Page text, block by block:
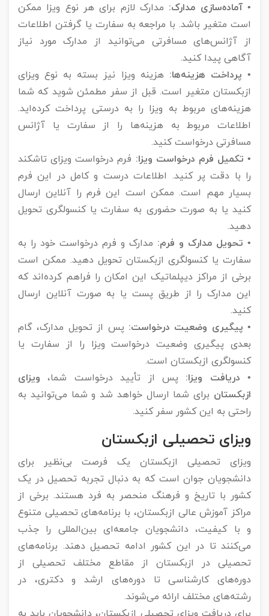
• آماده‌سازی مدارک: مدارک لازم برای هر نوع ویزا ممکن
است متغیر باشد. با مراجعه به سفارت یا گرفتن اطلاعات
از آژانس‌های مسافرتی می‌توانید از مدارک مورد نیاز
آگاهی پیدا کنید.
• پرداخت هزینه‌ها: هزینه ویزا نیز بسته به نوع ویزای
ازبکستان متغیر است. قبل از سفر مطمئن شوید که شما
هزینه‌های مربوط به ویزا را به درستی پرداخت کرده‌اید.
اطلاعات مربوط به هزینه‌ها را از سفارت یا آژانس
مسافرتی درخواست کنید.
• تکمیل فرم درخواست ویزا: فرم درخواست ویزای تاشکند
را با دقت پر کنید. اطلاعات درست و کامل در این فرم
بسیار مهم است. ممکن است این فرم را آنلاین ارسال
کنید یا به صورت حضوری به سفارت یا کنسولگری تحویل
دهید.
• تحویل مدارک و فرم: مدارک و فرم درخواست خود را به
سفارت یا کنسولگری ازبکستان تحویل دهید. ممکن است
برخی از مراکز دیپلماتیک این امکان را فراهم کرده‌اند که
این مدارک را از طریق پست یا به صورت آنلاین ارسال
کنید.
• پیگیری وضعیت درخواست: پس از تحویل مدارک، گام
بعدی پیگیری وضعیت درخواست ویزا را از سفارت یا
کنسولگری ازبکستان است.
• دریافت ویزا: پس از تأیید درخواست شما، ویزای
ازبکستان برای شما ارسال خواهد شد و شما می‌توانید به
راحتی به این کشور سفر کنید.
ویزای تحصیلی ازبکستان
ویزای تحصیلی ازبکستان یک فرصت بی‌نظیر برای
دانشجویان جوان است که به دنبال تجربه تحصیل در یک
کشور با تاریخ و فرهنگ منحصر به فرد هستند. برخی از
مراکز آموزش عالی ازبکستان، با برنامه‌های تحصیلی متنوع
و با کیفیت، دانشجویان جامعه‌ای بین‌المللی را جذب
می‌کنند تا در این کشور ادامه تحصیل دهند. برنامه‌های
تحصیلی در ازبکستان از مقاطع مختلف تحصیلی از
دوره‌های کارشناسی تا دوره‌های ارشد و دکتری، در
رشته‌های مختلف ارائه می‌شوند.